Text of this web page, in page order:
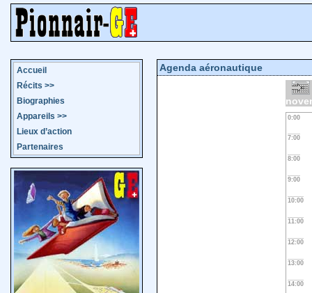
Accueil
Récits >>
Biographies
Appareils >>
Lieux d’action
Partenaires
Agenda aéronautique
0:00
7:00
8:00
9:00
10:00
11:00
12:00
13:00
14:00